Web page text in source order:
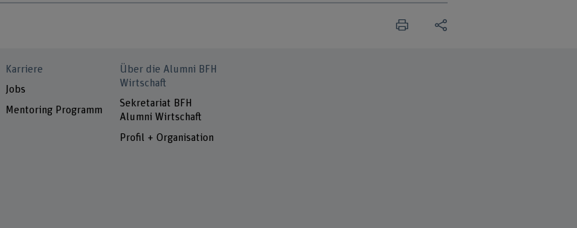
Karriere
Jobs
Mentoring Programm
Über die Alumni BFH
Wirtschaft
Sekretariat BFH
Alumni Wirtschaft
Profil + Organisation